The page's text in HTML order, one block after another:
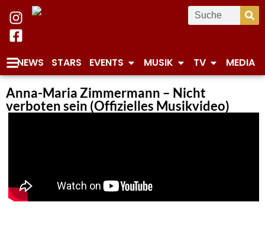
NEWS STARS EVENTS MUSIK TV MEDIA
Anna-Maria Zimmermann – Nicht
verboten sein (Offizielles Musikvideo)